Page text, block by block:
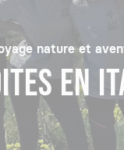
nature et
EN